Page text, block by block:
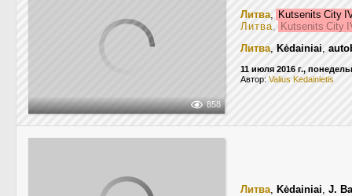
858
Литва, Kutsenits City
Литва, Kutsenits City
Литва, Kėdainiai,
11 июля 2016 г.,
Автор: Valius Kedainietis
Литва, Kėdainiai, J.